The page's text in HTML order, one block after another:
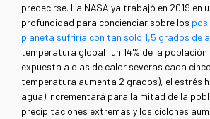
predecirse. La NASA ya trabajó en 2019 en
profundidad para concienciar sobre los
planeta sufriría con tan solo 1,5 grados de
temperatura global: un 14% de la población
expuesta a olas de calor severas cada
temperatura aumenta 2 grados), el estrés
agua) incrementará para la mitad de la
precipitaciones extremas y los ciclones